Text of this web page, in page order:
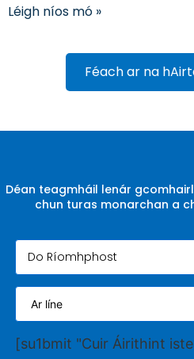
Léigh níos mó »
Féach ar na
Déan teagmháil lenár
chun turas monarchan a
[su1bmit "Cuir Áirithint